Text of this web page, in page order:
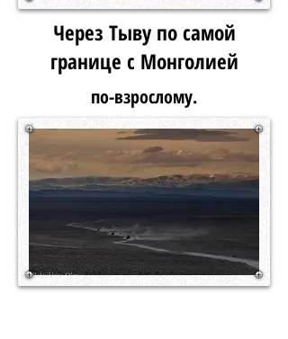
Через Тыву по самой
границе с Монголией
по-взрослому.